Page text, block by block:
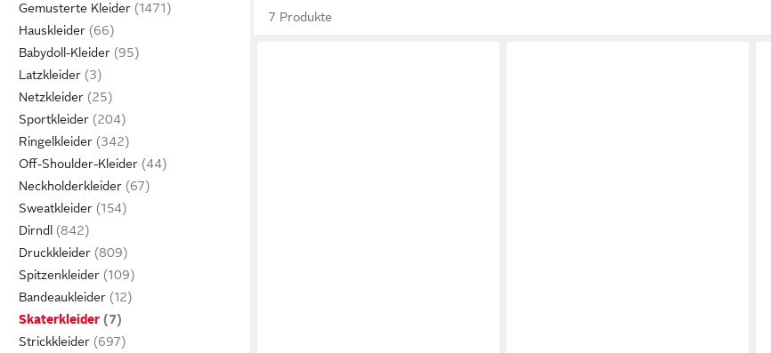
Gemusterte Kleider
Hauskleider
Babydoll-Kleider
Latzkleider
Netzkleider
Sportkleider
Ringelkleider
Off-Shoulder-Kleider
Neckholderkleider
Sweatkleider
Dirndl
Druckkleider
Spitzenkleider
Bandeaukleider
Skaterkleider
Strickkleider
7 Produkte